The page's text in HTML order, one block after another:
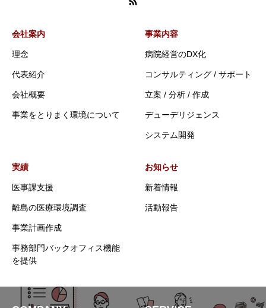
会社案内
理念
代表紹介
会社概要
事業をとりまく環境について
事業内容
病院経営のDX化
コンサルティング / サポート
立案 / 分析 / 作成
デューデリジェンス
システム開発
実績
医事課支援
離島の医療環境調査
事業計画作成
事務部門バックオフィス機能
を提供
お知らせ
新着情報
活動報告